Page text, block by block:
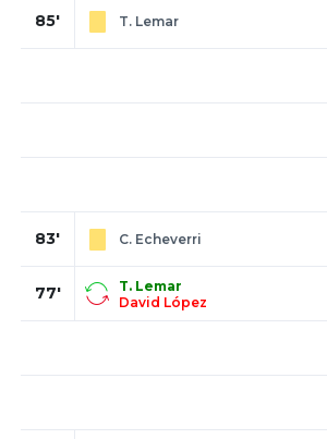
85' T. Lemar
83' C. Echeverri
77'
T. Lemar
David López